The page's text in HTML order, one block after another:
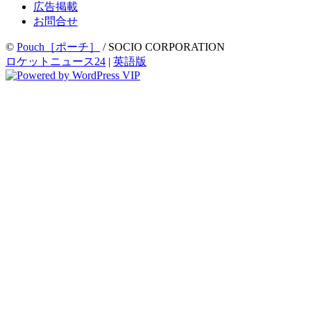
広告掲載
お問合せ
© Pouch［ポーチ］
/ SOCIO CORPORATION
ロケットニュース24 | 英語版